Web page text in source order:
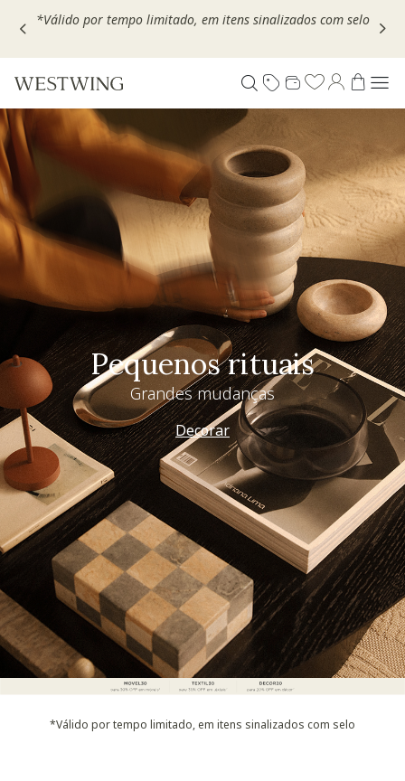
Escolha seu VOUCHER e ganhe até 30% OFF*: useMOVEL30,
Pequenos rituais
Grandes mudanças
Decorar
*Válido por tempo limitado, em itens sinalizados com selo